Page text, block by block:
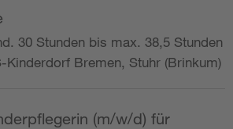
30 Stunden bis max. 38,5 Stunden
Kinderdorf Bremen, Stuhr (Brinkum)
(m/w/d) für